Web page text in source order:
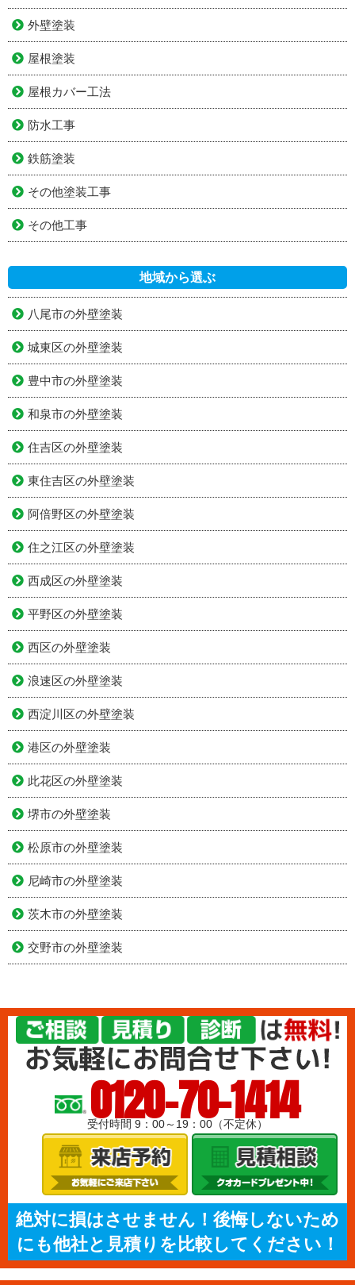
外壁塗装
屋根塗装
屋根カバー工法
防水工事
鉄筋塗装
その他塗装工事
その他工事
地域から選ぶ
八尾市の外壁塗装
城東区の外壁塗装
豊中市の外壁塗装
和泉市の外壁塗装
住吉区の外壁塗装
東住吉区の外壁塗装
阿倍野区の外壁塗装
住之江区の外壁塗装
西成区の外壁塗装
平野区の外壁塗装
西区の外壁塗装
浪速区の外壁塗装
西淀川区の外壁塗装
港区の外壁塗装
此花区の外壁塗装
堺市の外壁塗装
松原市の外壁塗装
尼崎市の外壁塗装
茨木市の外壁塗装
交野市の外壁塗装
0120-70-1414
受付時間 9：00～19：00（不定休）
絶対に損はさせません！後悔しないため
にも他社と見積りを比較してください！